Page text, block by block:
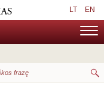
LT EN